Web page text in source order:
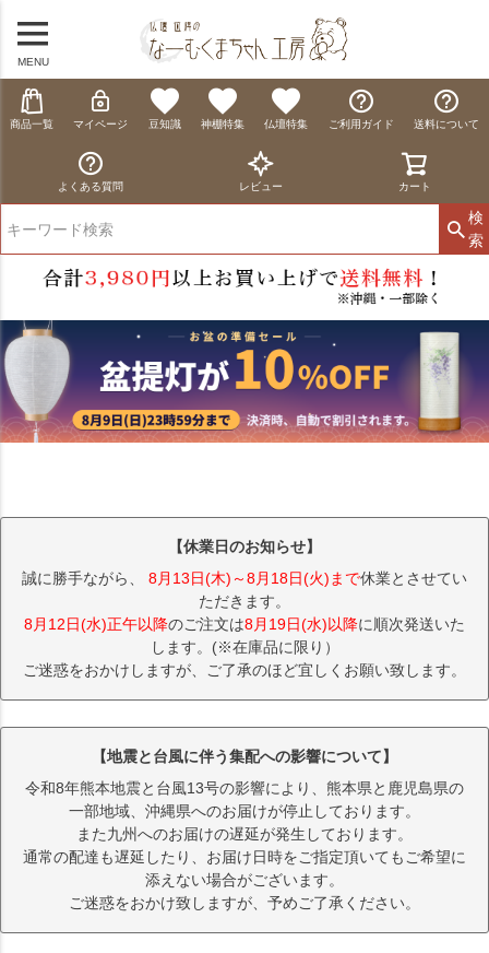
MENU
商品一覧 マイページ 豆知識 神棚特集 仏壇特集 ご利用ガイド 送料について
よくある質問 レビュー カート
検
索
【休業日のお知らせ】
誠に勝手ながら、 8月13日(木)～8月18日(火)まで休業とさせてい
ただきます。
8月12日(水)正午以降のご注文は8月19日(水)以降に順次発送いた
します。(※在庫品に限り）
ご迷惑をおかけしますが、ご了承のほど宜しくお願い致します。
【地震と台風に伴う集配への影響について】
令和8年熊本地震と台風13号の影響により、熊本県と鹿児島県の
一部地域、沖縄県へのお届けが停止しております。
また九州へのお届けの遅延が発生しております。
通常の配達も遅延したり、お届け日時をご指定頂いてもご希望に
添えない場合がございます。
ご迷惑をおかけ致しますが、予めご了承ください。